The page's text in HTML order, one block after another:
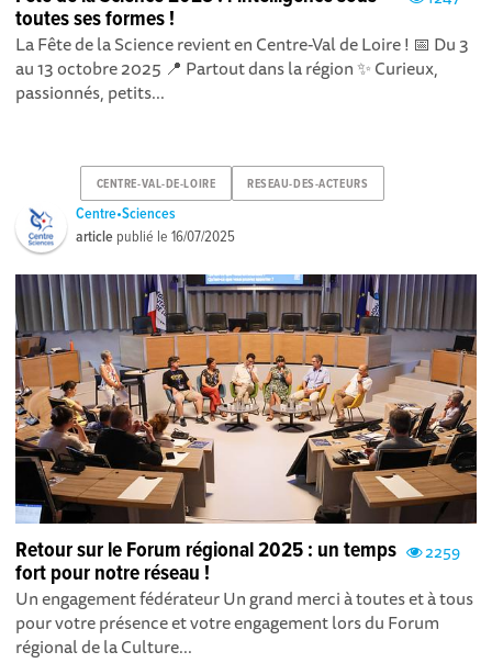
toutes ses formes !
La Fête de la Science revient en Centre-Val de Loire ! 📅 Du 3
au 13 octobre 2025 📍 Partout dans la région ✨ Curieux,
passionnés, petits...
CENTRE-VAL-DE-LOIRE RESEAU-DES-ACTEURS
Centre•Sciences
article publié le16/07/2025
2259
Retour sur le Forum régional 2025 : un temps
fort pour notre réseau !
Un engagement fédérateur Un grand merci à toutes et à tous
pour votre présence et votre engagement lors du Forum
régional de la Culture...